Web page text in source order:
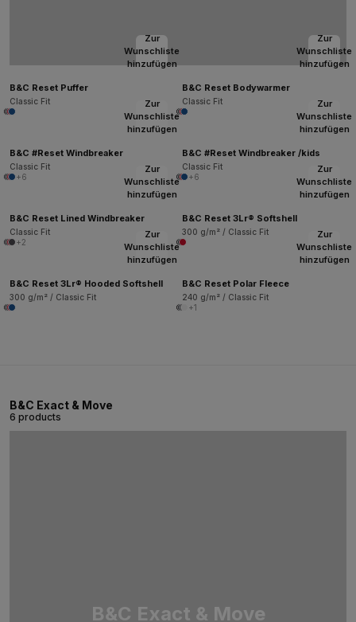
Zur
Wunschliste
hinzufügen
B&C Reset Puffer
Classic Fit
Zur
Wunschliste
hinzufügen
B&C Reset Bodywarmer
Classic Fit
Zur
Wunschliste
hinzufügen
B&C #Reset Windbreaker
Classic Fit
+6
Zur
Wunschliste
hinzufügen
B&C #Reset Windbreaker /kids
Classic Fit
+6
Zur
Wunschliste
hinzufügen
B&C Reset Lined Windbreaker
Classic Fit
+2
Zur
Wunschliste
hinzufügen
B&C Reset 3Lr® Softshell
300 g/m² / Classic Fit
Zur
Wunschliste
hinzufügen
B&C Reset 3Lr® Hooded Softshell
300 g/m² / Classic Fit
Zur
Wunschliste
hinzufügen
B&C Reset Polar Fleece
240 g/m² / Classic Fit
+1
B&C Exact & Move
6 products
B&C Exact & Move